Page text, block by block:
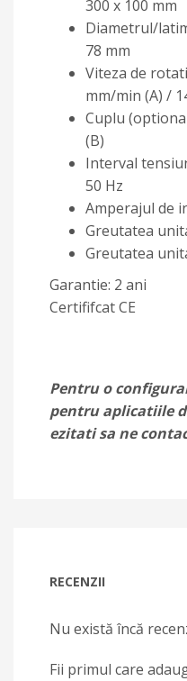
300 x 100 mm
Diametrul/
78 mm
Viteza de
mm/min (A) /
Cuplu
(B)
Interval
50 Hz
Amperajul de
Greutatea
Greutatea
Garantie: 2 ani
Certififcat CE
Pentru o
pentru aplicatiile
ezitati sa ne
RECENZII
Nu există încă
Fii primul care